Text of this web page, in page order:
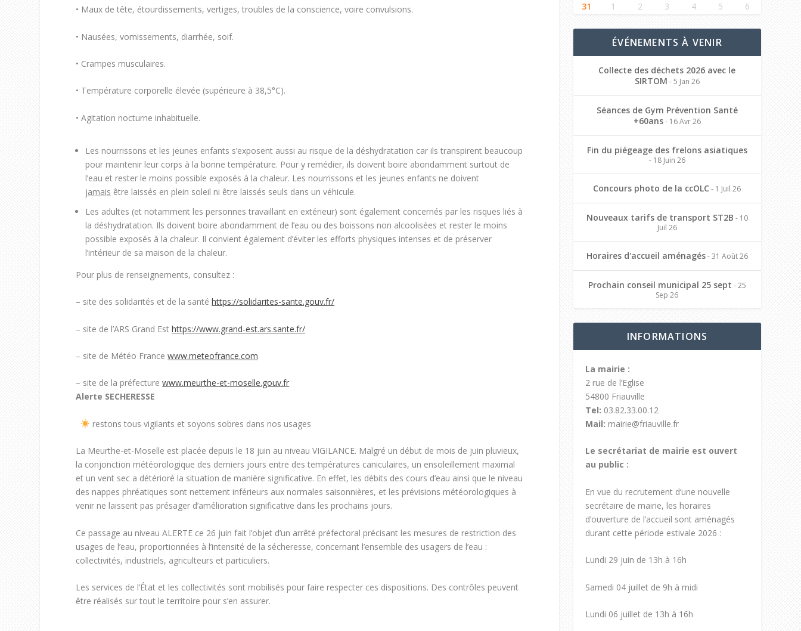
• Maux de tête, étourdissements, vertiges, troubles de la conscience, voire convulsions.
• Nausées, vomissements, diarrhée, soif.
• Crampes musculaires.
• Température corporelle élevée (supérieure à 38,5°C).
• Agitation nocturne inhabituelle.
Les nourrissons et les jeunes enfants s’exposent aussi au risque de la déshydratation car ils transpirent beaucoup
pour maintenir leur corps à la bonne température. Pour y remédier, ils doivent boire abondamment surtout de
l’eau et rester le moins possible exposés à la chaleur. Les nourrissons et les jeunes enfants ne doivent
jamais être laissés en plein soleil ni être laissés seuls dans un véhicule.
Les adultes (et notamment les personnes travaillant en extérieur) sont également concernés par les risques liés à
la déshydratation. Ils doivent boire abondamment de l’eau ou des boissons non alcoolisées et rester le moins
possible exposés à la chaleur. Il convient également d’éviter les efforts physiques intenses et de préserver
l’intérieur de sa maison de la chaleur.
Pour plus de renseignements, consultez :
– site des solidarités et de la santéhttps://solidarites-sante.gouv.fr/
– site de l’ARS Grand Esthttps://www.grand-est.ars.sante.fr/
– site de Météo Francewww.meteofrance.com
– site de la préfecturewww.meurthe-et-moselle.gouv.fr
Alerte SECHERESSE
restons tous vigilants et soyons sobres dans nos usages
La Meurthe-et-Moselle est placée depuis le 18 juin au niveau VIGILANCE. Malgré un début de mois de juin pluvieux,
la conjonction météorologique des derniers jours entre des températures caniculaires, un ensoleillement maximal
et un vent sec a détérioré la situation de manière significative. En effet, les débits des cours d’eau ainsi que le niveau
des nappes phréatiques sont nettement inférieurs aux normales saisonnières, et les prévisions météorologiques à
venir ne laissent pas présager d’amélioration significative dans les prochains jours.
Ce passage au niveau ALERTE ce 26 juin fait l’objet d’un arrêté préfectoral précisant les mesures de restriction des
usages de l’eau, proportionnées à l’intensité de la sécheresse, concernant l’ensemble des usagers de l’eau :
collectivités, industriels, agriculteurs et particuliers.
Les services de l’État et les collectivités sont mobilisés pour faire respecter ces dispositions. Des contrôles peuvent
être réalisés sur tout le territoire pour s’en assurer.
31
1 2 3 4 5 6
ÉVÉNEMENTS À VENIR
Collecte des déchets 2026 avec le
SIRTOM - 5 Jan 26
Séances de Gym Prévention Santé
+60ans- 16 Avr 26
Fin du piégeage des frelons asiatiques
- 18 Juin 26
Concours photo de la ccOLC - 1 Juil 26
Nouveaux tarifs de transport ST2B - 10
Juil 26
Horaires d'accueil aménagés- 31 Août 26
Prochain conseil municipal 25 sept - 25
Sep 26
INFORMATIONS
La mairie :
2 rue de l’Eglise
54800 Friauville
Tel: 03.82.33.00.12
Mail: mairie@friauville.fr
Le secrétariat de mairie est ouvert
au public :
En vue du recrutement d’une nouvelle
secrétaire de mairie, les horaires
d’ouverture de l’accueil sont aménagés
durant cette période estivale 2026 :
Lundi 29 juin de 13h à 16h
Samedi 04 juillet de 9h à midi
Lundi 06 juillet de 13h à 16h